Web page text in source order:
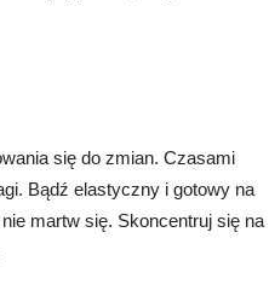
się do zmian. Czasami
Bądź elastyczny i gotowy na
martw się. Skoncentruj się na